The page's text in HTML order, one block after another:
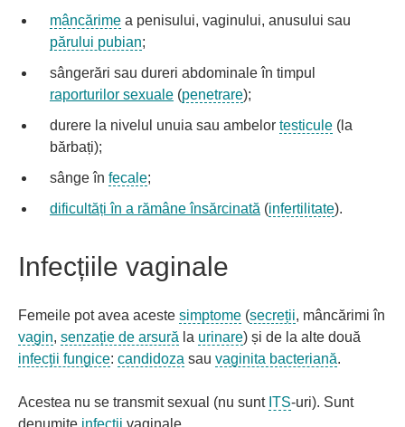
mâncărime a penisului, vaginului, anusului sau
părului pubian;
sângerări sau dureri abdominale în timpul
raporturilor sexuale (penetrare);
durere la nivelul unuia sau ambelor testicule (la
bărbați);
sânge în fecale;
dificultăți în a rămâne însărcinată (infertilitate).
Infecțiile vaginale
Femeile pot avea aceste simptome (secreții, mâncărimi în
vagin, senzație de arsură la urinare) și de la alte două
infecții fungice: candidoza sau vaginita bacteriană.
Acestea nu se transmit sexual (nu sunt ITS-uri). Sunt
denumite infecții vaginale.